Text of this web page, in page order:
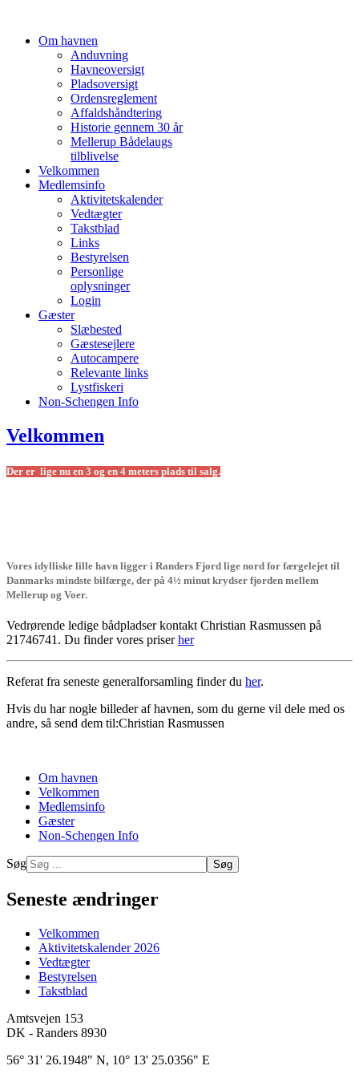
Om havnen
Anduvning
Havneoversigt
Pladsoversigt
Ordensreglement
Affaldshåndtering
Historie gennem 30 år
Mellerup Bådelaugs
tilblivelse
Velkommen
Medlemsinfo
Aktivitetskalender
Vedtægter
Takstblad
Links
Bestyrelsen
Personlige
oplysninger
Login
Gæster
Slæbested
Gæstesejlere
Autocampere
Relevante links
Lystfiskeri
Non-Schengen Info
Velkommen
Der er lige nu en 3 og en 4 meters plads til salg.
Vores idylliske lille havn ligger i Randers Fjord lige nord for færgelejet til
Danmarks mindste bilfærge, der på 4½ minut krydser fjorden mellem
Mellerup og Voer.
Vedrørende ledige bådpladser kontakt Christian Rasmussen på
21746741. Du finder vores priserher
Referat fra seneste generalforsamling finder du her.
Hvis du har nogle billeder af havnen, som du gerne vil dele med os
andre, så send dem til:Christian Rasmussen
Om havnen
Velkommen
Medlemsinfo
Gæster
Non-Schengen Info
Søg Søg
Seneste ændringer
Velkommen
Aktivitetskalender 2026
Vedtægter
Bestyrelsen
Takstblad
Amtsvejen 153
DK - Randers 8930
56° 31' 26.1948" N, 10° 13' 25.0356" E